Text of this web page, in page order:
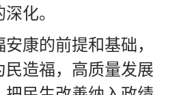
化。
康的前提和基础，
造福，高质量发展